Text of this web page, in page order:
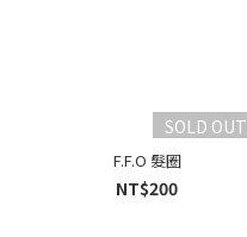
SOLD OUT
F.F.O 髮圈
NT$200